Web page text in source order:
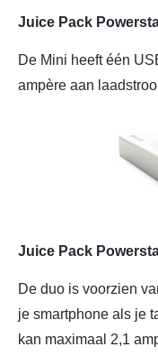
Juice Pack
De Mini heeft één
ampère aan
Juice Pack
De duo is voorzien
je smartphone als je
kan maximaal 2,1